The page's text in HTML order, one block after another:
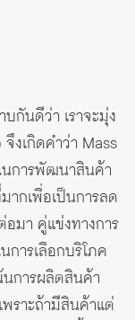
กันดีว่า เราจะมุ่ง
งเกิดคำว่า Mass
นการพัฒนาสินค้า
กเพื่อเป็นการลด
อมา คู่แข่งทางการ
การเลือกบริโภค
การผลิตสินค้า
ราะถ้ามีสินค้าแต่